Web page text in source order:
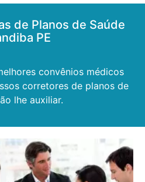
de Planos de Saúde
PE
convênios médicos
corretores de planos de
lhe auxiliar.